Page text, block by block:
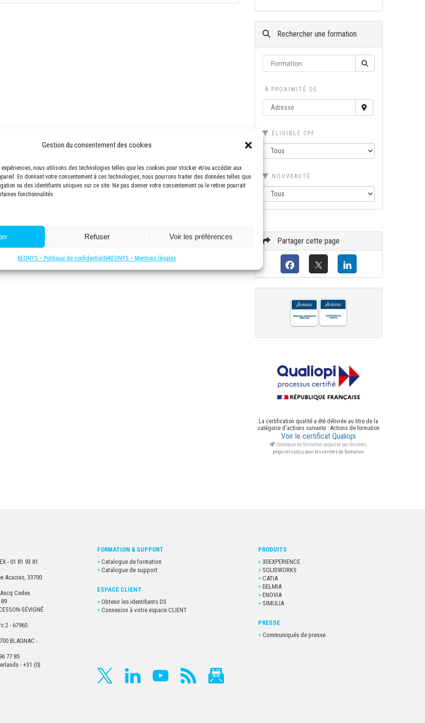
Gestion du consentement des cookies
expériences, nous utilisons des technologies telles que les cookies pour stocker et/ou accéder aux
En donnant votre consentement à ces technologies, nous pourrons traiter des données telles que
ou des identifiants uniques sur ce site. Ne pas donner votre consentement ou le retirer pourrait
fonctionnalités.
Refuser Voir les préfèrences
KEONYS – Politique de confidentialitéKEONYS – Mentions légales
Rechercher une formation
À PROXIMITÉ DE
ÉLIGIBLE CPF
NOUVEAUTÉ
Partager cette page
La certification qualité a été délivrée au titre de la
catégorie d'actions suivante : Actions de formation
Voir le certificat Qualiopi
Catalogue de formation propulsé par Dendreo,
progiciel conçu pour les centres de formation
- 01 81 93 81
Acacias, 33700
Cedex
SÉVIGNÉ
2 - 67960
BLAGNAC -
77 85
- +31 (0)
FORMATION & SUPPORT
Catalogue de formation
Catalogue de support
ESPACE CLIENT
Obtenir les identifiants DS
Connexion à votre espace CLIENT
PRODUITS
3DEXPERIENCE
SOLIDWORKS
CATIA
DELMIA
ENOVIA
SIMULIA
PRESSE
Communiqués de presse